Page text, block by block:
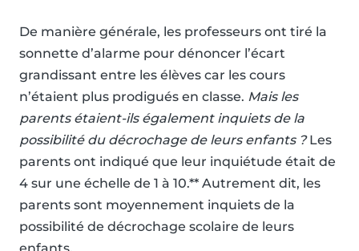
De manière générale, les professeurs ont tiré la
sonnette d’alarme pour dénoncer l’écart
grandissant entre les élèves car les cours
n’étaient plus prodigués en classe. Mais les
parents étaient-ils également inquiets de la
possibilité du décrochage de leurs enfants ?Les
parents ont indiqué que leur inquiétude était de
4 sur une échelle de 1 à 10.** Autrement dit, les
parents sont moyennement inquiets de la
possibilité de décrochage scolaire de leurs